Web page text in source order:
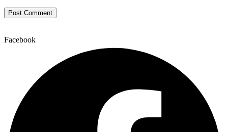
Facebook